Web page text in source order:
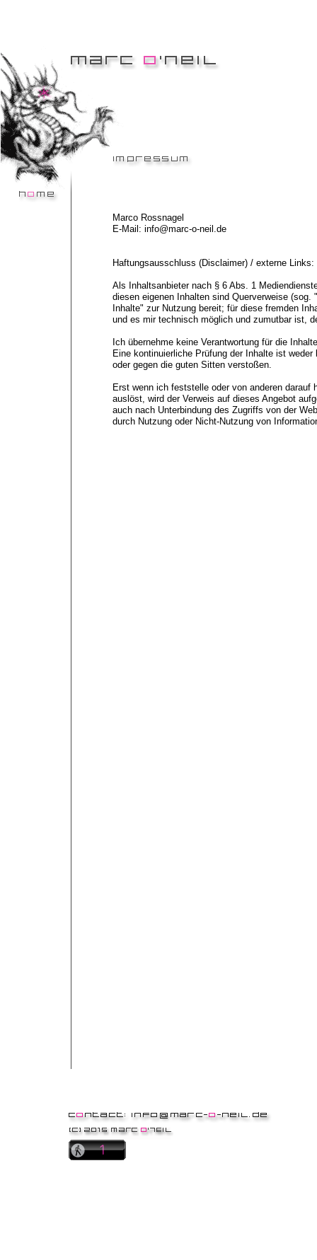
Marco Rossnagel
E-Mail: info@marc-o-neil.de
Haftungsausschluss (Disclaimer) / externe Links:
Als Inhaltsanbieter nach § 6 Abs. 1
diesen eigenen Inhalten sind Querverweise
Inhalte" zur Nutzung bereit; für diese fremden
und es mir technisch möglich und zumutbar ist,
Ich übernehme keine Verantwortung für die
Eine kontinuierliche Prüfung der Inhalte ist
oder gegen die guten Sitten verstoßen.
Erst wenn ich feststelle oder von anderen
auslöst, wird der Verweis auf dieses Angebot
auch nach Unterbindung des Zugriffs von der
durch Nutzung oder Nicht-Nutzung von